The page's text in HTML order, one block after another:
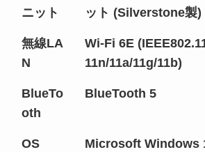
ニット
ット (Silverstone製)
無線LA
N
Wi-Fi 6E
11n/11a/11g/11b)
BlueTo
oth
BlueTooth 5
OS Microsoft Windows